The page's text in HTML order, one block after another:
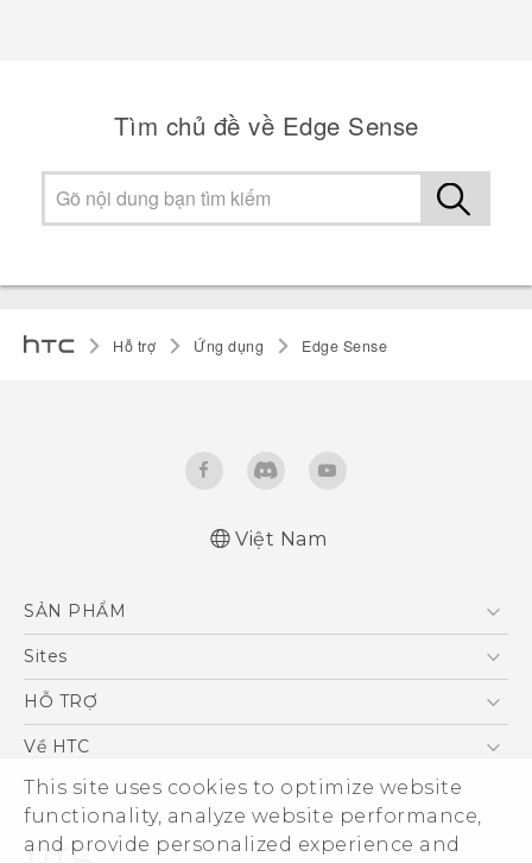
This site uses cookies to optimize website
functionality, analyze website performance,
and provide personalized experience and
Tìm chủ đề về Edge Sense
Hỗ trợ Ứng dụng Edge Sense
Việt Nam
SẢN PHẨM
5G
Điện Thoại Thông Minh
VIVE
Sites
HTC Dev
HỖ TRỢ
Trung tâm hỗ trợ
Hỗ trợ bảo hành HTC
Về HTC
ESG
Nhà đầu tư